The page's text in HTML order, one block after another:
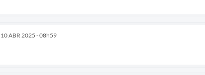
10 ABR 2025 - 08h59